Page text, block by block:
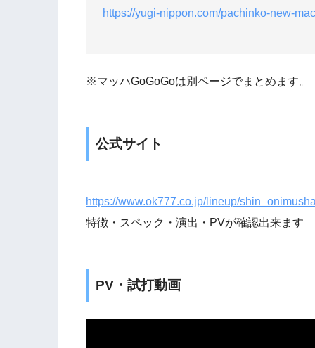
https://yugi-nippon.com/pachinko-new-
※マッハGoGoGoは別ページでまとめます。
公式サイト
https://www.ok777.co.jp/lineup/
特徴・スペック・演出・PVが確認出来ます
PV・試打動画